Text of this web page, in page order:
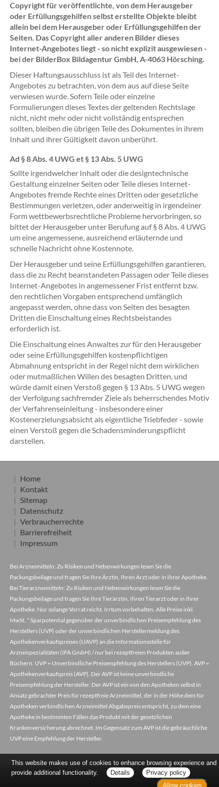
Copyright für veröffentlichte, von dem Herausgeber
oder Erfüllungsgehilfen selbst erstellte Objekte bleibt
allein bei dem Herausgeber oder Erfüllungsgehilfen der
Seiten. Das Copyright aller anderen Bilder dieses
Internet-Angebotes liegt - so nicht explizit ausgewiesen -
bei der BilderBox Bildagentur GmbH, A-4063 Hörsching.
Dieser Haftungsausschluss ist als Teil des Internet-
Angebotes zu betrachten, von dem aus auf diese Seite
verwiesen wurde. Sofern Teile oder einzelne
Formulierungen dieses Textes der geltenden Rechtslage
nicht, nicht mehr oder nicht vollständig entsprechen
sollten, bleiben die übrigen Teile des Dokumentes in ihrem
Inhalt und ihrer Gültigkeit davon unberührt.
Ad § 8 Abs. 4 UWG et § 13 Abs. 5 UWG
Sollte irgendwelcher Inhalt oder die designtechnische
Gestaltung einzelner Seiten oder Teile dieses Internet-
Angebotes fremde Rechte eines Dritten oder gesetzliche
Bestimmungen verletzen, oder anderweitig in irgendeiner
Form wettbewerbsrechtliche Probleme hervorbringen, so
bittet der Herausgeber unter Berufung auf § 8 Abs. 4 UWG
um eine angemessene, ausreichend erläuternde und
schnelle Nachricht ohne Kostennote.
Der Herausgeber und seine Erfüllungsgehilfen garantieren,
dass die zu Recht beanstandeten Passagen oder Teile dieses
Internet-Angebotes in angemessener Frist entfernt bzw.
den rechtlichen Vorgaben entsprechend umfänglich
angepasst werden, ohne dass von Seiten des besagten
Dritten die Einschaltung eines Rechtsbeistandes
erforderlich ist.
Die Einschaltung eines Anwaltes zur für den Herausgeber
oder seine Erfüllungsgehilfen kostenpflichtigen
Abmahnung entspricht in der Regel nicht dem wirklichen
oder mutmaßlichen Willen des besagten Dritten, und
würde damit einen Verstoß gegen § 13 Abs. 5 UWG wegen
der Verfolgung sachfremder Ziele als beherrschendes Motiv
der Verfahrenseinleitung - insbesondere einer
Kostenerzielungsabsicht als eigentliche Triebfeder - sowie
einen Verstoß gegen die Schadensminderungspflicht
darstellen.
Home
Kontakt
Sitemap
Datenschutz
Verbraucherrechte
Barrierefreiheit
Impressum
Bei Arzneimitteln: Zu Risiken und Nebenwirkungen lesen Sie die
Packungsbeilage und fragen Sie Ihre Ärztin, Ihren Arzt oder in Ihrer Apotheke.
Bei Tierarzneimitteln: Zu Risiken und Nebenwirkungen lesen Sie die
Packungsbeilage und fragen Sie Ihre Tierärztin, Ihren Tierarzt oder in Ihrer
Apotheke. Nur solange Vorrat reicht. Irrtum vorbehalten. Alle Preise inkl.
MwSt. * Sparpotential gegenüber der unverbindlichen Preisempfehlung des
Herstellers (UVP) oder der unverbindlichen Herstellermeldung des
Apothekenverkaufspreises (UAVP) an die Informationsstelle für
Arzneispezialitäten (IFA GmbH) / nur bei rezeptfreien Produkten außer
Büchern. UVP = Unverbindliche Preisempfehlung des Herstellers (UVP). AVP =
Apothekenverkaufspreis (AVP). Der AVP ist keine unverbindliche
Preisempfehlung der Hersteller. Der AVP ist ein von den Apotheken selbst in
Ansatz gebrachter Preis für rezeptfreie Arzneimittel, der in der Höhe dem für
Apotheken verbindlichen Arzneimittel Abgabepreis entspricht, zu dem eine
Apotheke in bestimmten Fällen das Produkt mit der gesetzlichen
Krankenversicherung abrechnet. Im Gegensatz zum AVP ist die gebräuchliche
UVP eine Empfehlung der Hersteller.
This website makes use of cookies to enhance browsing experience and
provide additional functionality.
Details
Privacy policy
Allow cookies